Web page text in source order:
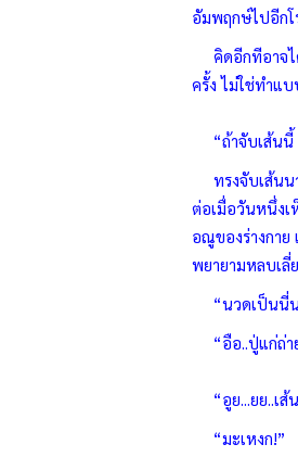
อัมพฤกษ์ไปอีกโ
คิดอีกทีอาจไ
ครั้ง ไม่ใช่ทำแ
“ถ้าจับเส้นนี้
ทรงจับเส้นนว
ต่อเมื่อวันหนึ่งเ
อณูของร่างกาย
พยายามหลบเลี่
“นวดเป็นนี่น
“อือ..ปู่แก่ถ่า
“อูย...ยย..เส้
“มะเหงก!”